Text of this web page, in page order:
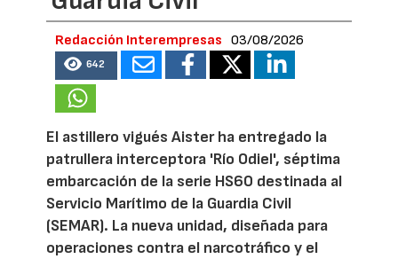
Redacción Interempresas 03/08/2026
642
El astillero vigués Aister ha entregado la
patrullera interceptora 'Río Odiel', séptima
embarcación de la serie HS60 destinada al
Servicio Marítimo de la Guardia Civil
(SEMAR). La nueva unidad, diseñada para
operaciones contra el narcotráfico y el